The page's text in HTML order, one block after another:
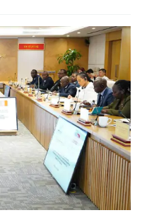
hành lại thông tin từ